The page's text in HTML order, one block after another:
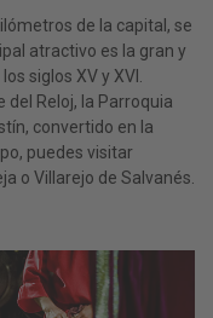
de la capital, se
atractivo es la gran y
siglos XV y XVI.
del Reloj, la Parroquia
convertido en la
puedes visitar
o Villarejo de Salvanés.